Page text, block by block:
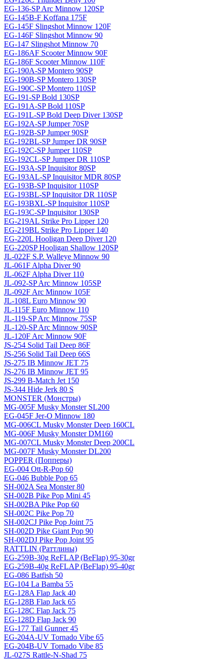
EG-136-SP Arc Minnow 120SP
EG-145B-F Koffana 175F
EG-145F Slingshot Minnow 120F
EG-146F Slingshot Minnow 90
EG-147 Slingshot Minnow 70
EG-186AF Scooter Minnow 90F
EG-186F Scooter Minnow 110F
EG-190A-SP Montero 90SP
EG-190B-SP Montero 130SP
EG-190C-SP Montero 110SP
EG-191-SP Bold 130SP
EG-191A-SP Bold 110SP
EG-191L-SP Bold Deep Diver 130SP
EG-192A-SP Jumper 70SP
EG-192B-SP Jumper 90SP
EG-192BL-SP Jumper DR 90SP
EG-192C-SP Jumper 110SP
EG-192CL-SP Jumper DR 110SP
EG-193A-SP Inquisitor 80SP
EG-193AL-SP Inquisitor MDR 80SP
EG-193B-SP Inquisitor 110SP
EG-193BL-SP Inquisitor DR 110SP
EG-193BXL-SP Inquisitor 110SP
EG-193C-SP Inquisitor 130SP
EG-219AL Strike Pro Lipper 120
EG-219BL Strike Pro Lipper 140
EG-220L Hooligan Deep Diver 120
EG-220SP Hooligan Shallow 120SP
JL-022F S.P. Walleye Minnow 90
JL-061F Alpha Diver 90
JL-062F Alpha Diver 110
JL-092-SP Arc Minnow 105SP
JL-092F Arc Minnow 105F
JL-108L Euro Minnow 90
JL-115F Euro Minnow 110
JL-119-SP Arc Minnow 75SP
JL-120-SP Arc Minnow 90SP
JL-120F Arc Minnow 90F
JS-254 Solid Tail Deep 86F
JS-256 Solid Tail Deep 66S
JS-275 IB Minnow JET 75
JS-276 IB Minnow JET 95
JS-299 B-Match Jet 150
JS-344 Hide Jerk 80 S
MONSTER (Монстры)
MG-005F Musky Monster SL200
EG-045F Jer-O Minnow 180
MG-006CL Musky Monster Deep 160CL
MG-006F Musky Monster DM160
MG-007CL Musky Monster Deep 200CL
MG-007F Musky Monster DL200
POPPER (Попперы)
EG-004 Ott-R-Pop 60
EG-046 Bubble Pop 65
SH-002A Sea Monster 80
SH-002B Pike Pop Mini 45
SH-002BA Pike Pop 60
SH-002C Pike Pop 70
SH-002CJ Pike Pop Joint 75
SH-002D Pike Giant Pop 90
SH-002DJ Pike Pop Joint 95
RATTLIN (Раттлины)
EG-259B-30g ReFLAP (BeFlap) 95-30gr
EG-259B-40g ReFLAP (BeFlap) 95-40gr
EG-086 Batfish 50
EG-104 La Bamba 55
EG-128A Flap Jack 40
EG-128B Flap Jack 65
EG-128C Flap Jack 75
EG-128D Flap Jack 90
EG-177 Tail Gunner 45
EG-204A-UV Tornado Vibe 65
EG-204B-UV Tornado Vibe 85
JL-027S Rattle-N-Shad 75